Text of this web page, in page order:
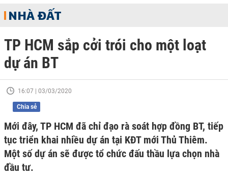
NHÀ ĐẤT
TP HCM sắp cởi trói cho một loạt
dự án BT
16:07 | 03/03/2020
Chia sẻ
Mới đây, TP HCM đã chỉ đạo rà soát hợp đồng BT, tiếp
tục triển khai nhiều dự án tại KĐT mới Thủ Thiêm.
Một số dự án sẽ được tổ chức đấu thầu lựa chọn nhà
đầu tư.